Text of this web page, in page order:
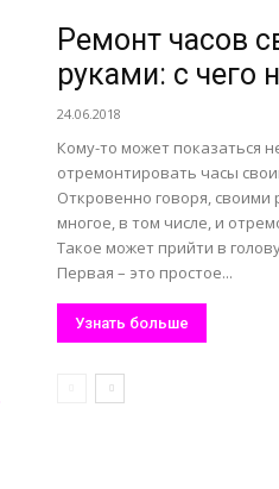
Ремонт часов
руками: с чего
24.06.2018
Кому-то может показаться
отремонтировать часы
Откровенно говоря,
многое, в том числе, и
Такое может прийти в
Первая – это простое...
Узнать больше